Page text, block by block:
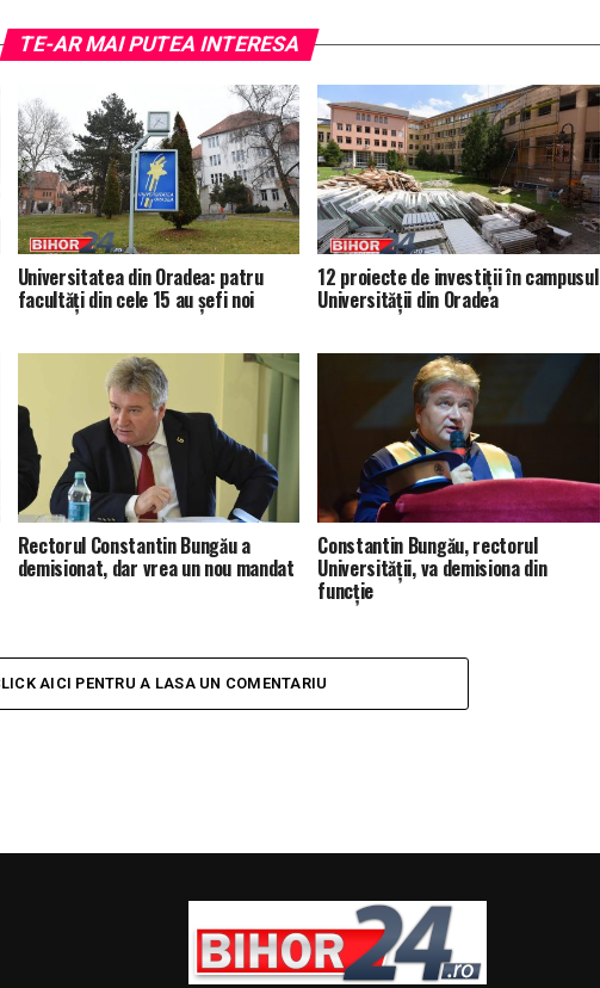
TE-AR MAI PUTEA INTERESA
Universitatea din Oradea: patru
facultăţi din cele 15 au şefi noi
12 proiecte de investiţii în campusul
Universității din Oradea
Rectorul Constantin Bungău a
demisionat, dar vrea un nou mandat
Constantin Bungău, rectorul
Universității, va demisiona din
funcție
AICI PENTRU A LASA UN COMENTARIU